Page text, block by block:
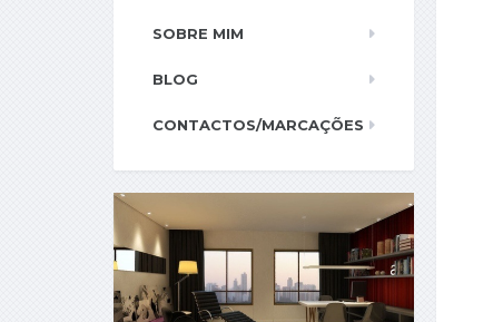
SOBRE MIM
BLOG
CONTACTOS/MARCAÇÕES